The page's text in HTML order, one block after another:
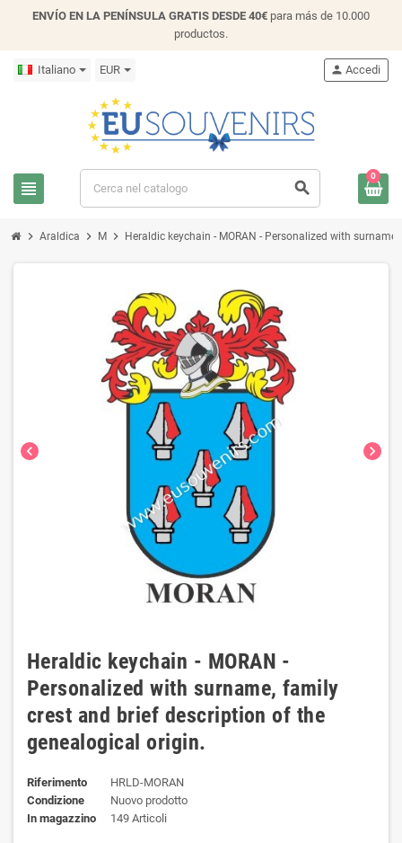
ENVÍO EN LA PENÍNSULA GRATIS DESDE 40€ para más de 10.000
productos.
Italiano EUR
view_headline search
person Accedi
0
chevron_right Araldica chevron_right M chevron_right Heraldic keychain - MORAN - Personalized with
chevron_left chevron_right
Heraldic keychain - MORAN -
Personalized with surname, family
crest and brief description of the
genealogical origin.
Riferimento
HRLD-MORAN
Condizione
Nuovo prodotto
In magazzino
149 Articoli